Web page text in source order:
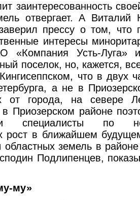
заинтересованность
отвергает. А Виталий
прессу о том, что
интересы
«Компания Усть-Луга» и
поселок, но, кажется,
что в двух
а не в
от города, на севере
Приозерском районе
специалисты по
рост в ближайшем
областных земель в
Подлипенцев,
му»